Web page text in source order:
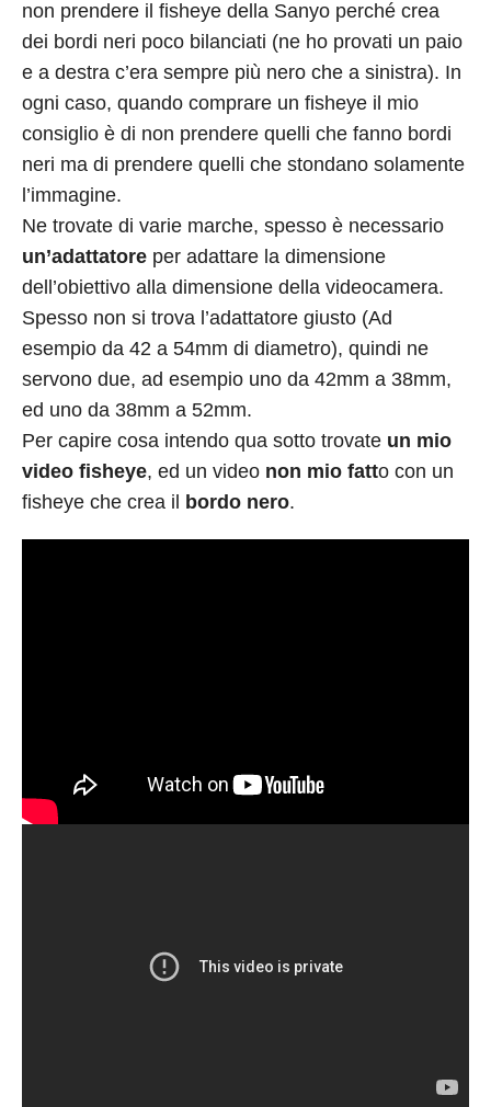
non prendere il fisheye della Sanyo perché crea
dei bordi neri poco bilanciati (ne ho provati un paio
e a destra c’era sempre più nero che a sinistra). In
ogni caso, quando comprare un fisheye il mio
consiglio è di non prendere quelli che fanno bordi
neri ma di prendere quelli che stondano solamente
l’immagine.
Ne trovate di varie marche, spesso è necessario
un’adattatore per adattare la dimensione
dell’obiettivo alla dimensione della videocamera.
Spesso non si trova l’adattatore giusto (Ad
esempio da 42 a 54mm di diametro), quindi ne
servono due, ad esempio uno da 42mm a 38mm,
ed uno da 38mm a 52mm.
Per capire cosa intendo qua sotto trovate un mio
video fisheye, ed un video non mio fatto con un
fisheye che crea il
bordo nero.